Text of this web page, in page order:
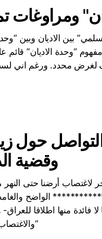
ومراوغات
بين الاديان وبين
“وحدة الاديان” قائم
لغرض محدد. ورغم اني
حول
وقضية
لاغتصاب أرضنا حتى النهر
الواضح
فائدة منها اطلاقا
والاغتصاب والتطبيع إلى “خلافات دينية”